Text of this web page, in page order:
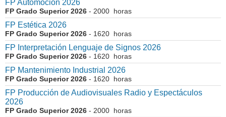
FP Automoción 2026
FP Grado Superior 2026 - 2000 horas
FP Estética 2026
FP Grado Superior 2026 - 1620 horas
FP Interpretación Lenguaje de Signos 2026
FP Grado Superior 2026 - 1620 horas
FP Mantenimiento Industrial 2026
FP Grado Superior 2026 - 1620 horas
FP Producción de Audiovisuales Radio y Espectáculos
2026
FP Grado Superior 2026 - 2000 horas